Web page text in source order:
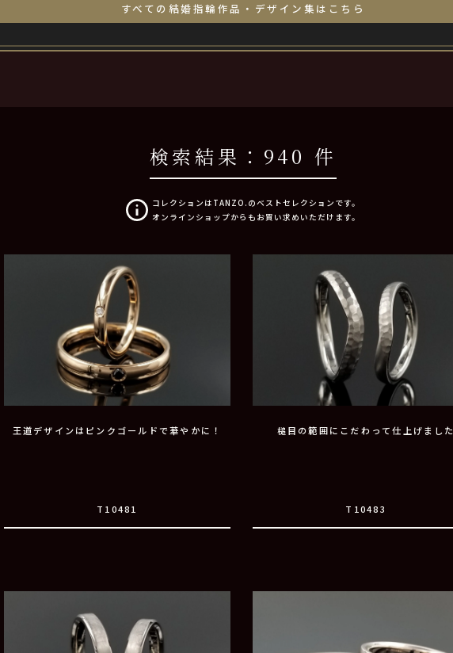
すべての結婚指輪作品・デザイン集はこちら
検索結果： 940 件
コレクションはTANZO.のベストセレクションです。
オンラインショップからもお買い求めいただけます。
王道デザインはピンクゴールドで華やかに！
T10481
槌目の範囲にこだわって仕上げました
T10483